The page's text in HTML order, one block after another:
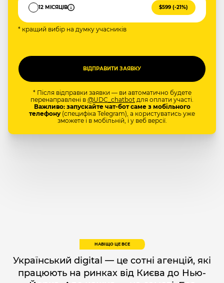
12 МІСЯЦІВ $599 (-21%)
* кращий вибір на думку учасників
* Після відправки заявки — ви автоматично будете
перенаправлені в @UDC_chatbot для оплати участі.
Важливо: запускайте чат-бот саме з мобільного
телефону(специфіка Telegram), а користуватись уже
зможете і в мобільній, і у веб версії.
НАВІЩО ЦЕ ВСЕ
Український digital — це сотні агенцій, які
працюють на ринках від Києва до Нью-